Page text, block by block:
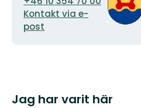
Kontakt via e-
post
Jag har varit här